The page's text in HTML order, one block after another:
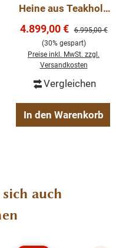
wird nicht nur Ihr
lassen, sondern
Sie auf Dauer
- Breite 120 cm -
Heine aus Teakholz
Verkaufspreis:
4.899,00 € Regulärer
6.995,00 €
(30% gespart)
Preise inkl. MwSt. zzgl.
Versandkosten
Vergleichen
In den Warenkorb
auch